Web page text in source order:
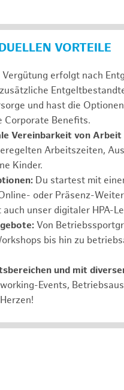
VORTEILE
Vergütung erfolgt nach
und hast die
Corporate Benefits.
Vereinbarkeit von Arbeit
Arbeitszeiten,
Kinder.
Du startest mit
oder Präsenz-
unser digitaler HPA-
Von
bis hin zu
und mit
Events,